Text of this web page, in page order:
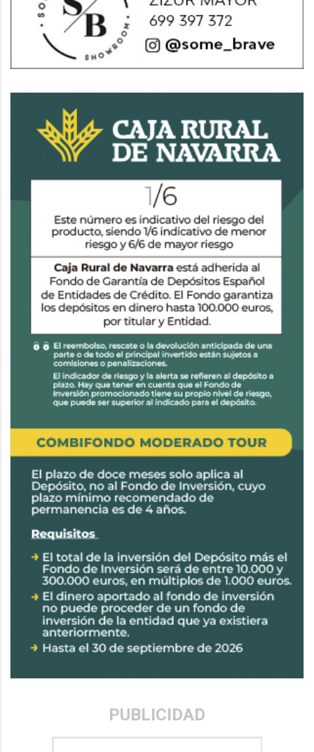
PUBLICIDAD